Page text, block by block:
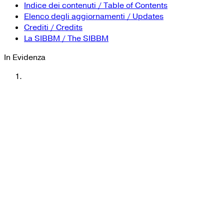
Tutti i siti Zanichelli per la scuola
Collezioni Università
Facebook
Twitter
Instagram
Instagram scuola
Mail
Indice dei contenuti / Table of Contents
Elenco degli aggiornamenti / Updates
Crediti / Credits
La SIBBM / The SIBBM
In Evidenza